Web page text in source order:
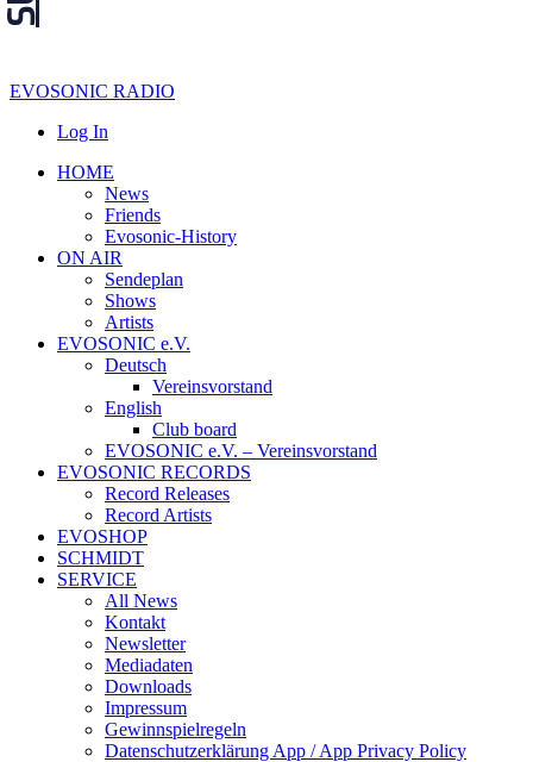
EVOSONIC RADIO
Log In
HOME
News
Friends
Evosonic-History
ON AIR
Sendeplan
Shows
Artists
EVOSONIC e.V.
Deutsch
Vereinsvorstand
English
Club board
EVOSONIC e.V. ‒ Vereinsvorstand
EVOSONIC RECORDS
Record Releases
Record Artists
EVOSHOP
SCHMIDT
SERVICE
All News
Kontakt
Newsletter
Mediadaten
Downloads
Impressum
Gewinnspielregeln
Datenschutzerklärung App / App Privacy Policy